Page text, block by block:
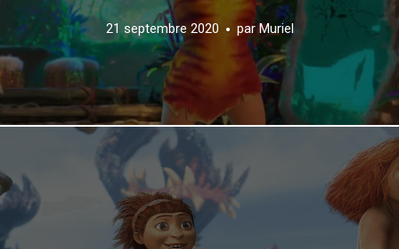
21 septembre 2020 parMuriel